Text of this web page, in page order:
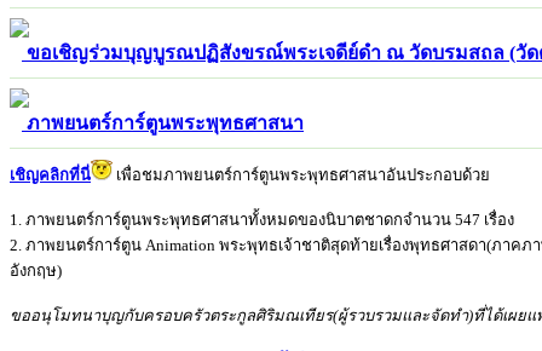
ขอเชิญร่วมบุญบูรณปฏิสังขรณ์พระเจดีย์ดำ ณ วัดบรมสถล (วั
ภาพยนตร์การ์ตูนพระพุทธศาสนา
เชิญคลิกที่นี่ เพื่อชมภาพยนตร์การ์ตูนพระพุทธศาสนาอันประกอบด้วย
1. ภาพยนตร์การ์ตูนพระพุทธศาสนาทั้งหมดของนิบาตชาดกจำนวน 547 เรื่อง
2. ภาพยนตร์การ์ตูน Animation พระพุทธเจ้าชาติสุดท้ายเรื่องพุทธศาสดา(ภาค
อังกฤษ)
ขออนุโมทนาบุญกับครอบครัวตระกูลศิริมณเทียร(ผู้รวบรวมและจัดทำ)ที่ได้เผยแ